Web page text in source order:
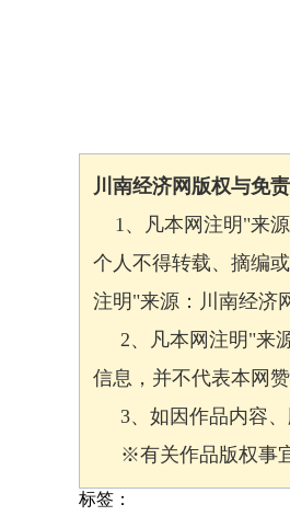
川南经济网版权与免责
1、凡本网注明"来源
个人不得转载、摘编
注明"来源：川南经济
2、凡本网注明"来
信息，并不代表本网
3、如因作品内容、
※有关作品版权事宜
标签：